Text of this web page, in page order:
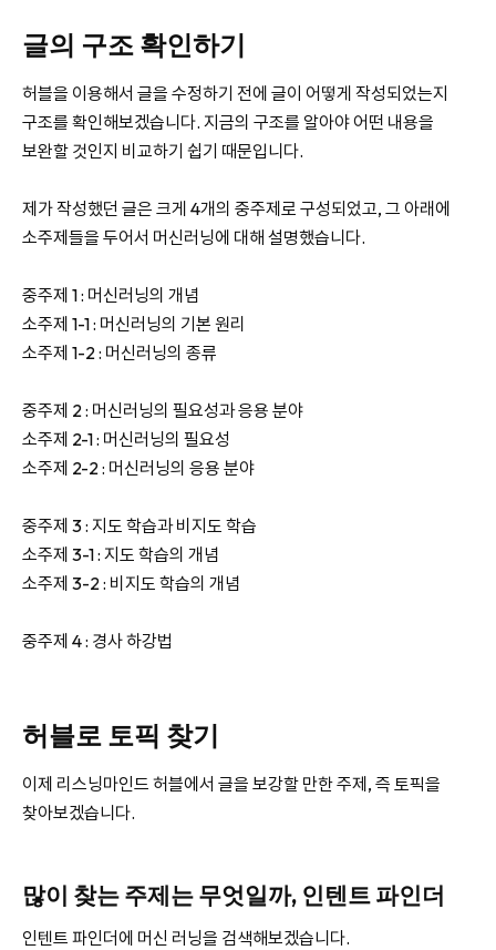
글의 구조 확인하기
허블을 이용해서 글을 수정하기 전에 글이 어떻게 작성되었는지
구조를 확인해보겠습니다. 지금의 구조를 알아야 어떤 내용을
보완할 것인지 비교하기 쉽기 때문입니다.
제가 작성했던 글은 크게 4개의 중주제로 구성되었고, 그 아래에
소주제들을 두어서 머신러닝에 대해 설명했습니다.
중주제 1 : 머신러닝의 개념
소주제 1-1 : 머신러닝의 기본 원리
소주제 1-2 : 머신러닝의 종류
중주제 2 : 머신러닝의 필요성과 응용 분야
소주제 2-1 : 머신러닝의 필요성
소주제 2-2 : 머신러닝의 응용 분야
중주제 3 : 지도 학습과 비지도 학습
소주제 3-1 : 지도 학습의 개념
소주제 3-2 : 비지도 학습의 개념
중주제 4 : 경사 하강법
허블로 토픽 찾기
이제 리스닝마인드 허블에서 글을 보강할 만한 주제, 즉 토픽을
찾아보겠습니다.
많이 찾는 주제는 무엇일까, 인텐트 파인더
인텐트 파인더에 머신 러닝을 검색해보겠습니다.